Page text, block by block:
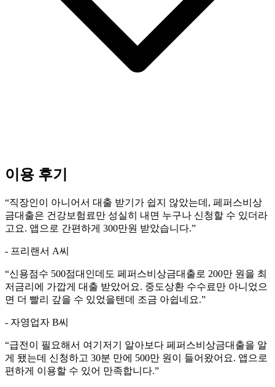
이용 후기
“직장인이 아니어서 대출 받기가 쉽지 않았는데, 페퍼스비상
금대출은 건강보험료만 성실히 내면 누구나 신청할 수 있더라
고요. 앱으로 간편하게 300만원 받았습니다.”
- 프리랜서 A씨
“신용점수 500점대인데도 페퍼스비상금대출로 200만 원을 최
저금리에 가깝게 대출 받았어요. 중도상환 수수료만 아니었으
면 더 빨리 갚을 수 있었을텐데 조금 아쉽네요.”
- 자영업자 B씨
“급전이 필요해서 여기저기 알아보다 페퍼스비상금대출을 알
게 됐는데 신청하고 30분 만에 500만 원이 들어왔어요. 앱으로
편하게 이용할 수 있어 만족합니다.”